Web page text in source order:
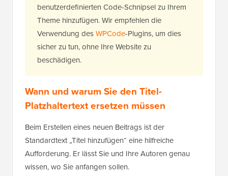
benutzerdefinierten Code-Schnipsel zu Ihrem
Theme hinzufügen. Wir empfehlen die
Verwendung desWPCode-Plugins, um dies
sicher zu tun, ohne Ihre Website zu
beschädigen.
Wann und warum Sie den Titel-
Platzhaltertext ersetzen müssen
Beim Erstellen eines neuen Beitrags ist der
Standardtext „Titel hinzufügen“ eine hilfreiche
Aufforderung. Er lässt Sie und Ihre Autoren genau
wissen, wo Sie anfangen sollen.